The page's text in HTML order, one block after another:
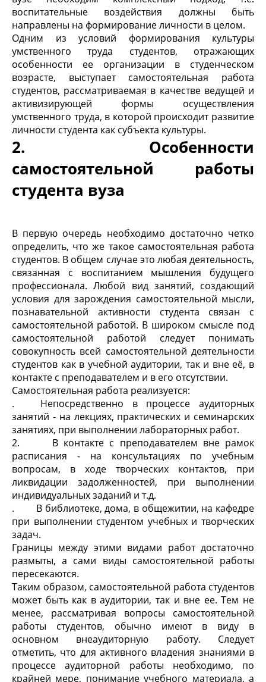
воспитательные воздействия должны быть
направлены на формирование личности в целом.
Одним из условий формирования культуры
умственного труда студентов, отражающих
особенности ее организации в студенческом
возрасте, выступает самостоятельная работа
студентов, рассматриваемая в качестве ведущей и
активизирующей формы осуществления
умственного труда, в которой происходит развитие
личности студента как субъекта культуры.
2. Особенности
самостоятельной работы
студента вуза
В первую очередь необходимо достаточно четко
определить, что же такое самостоятельная работа
студентов. В общем случае это любая деятельность,
связанная с воспитанием мышления будущего
профессионала. Любой вид занятий, создающий
условия для зарождения самостоятельной мысли,
познавательной активности студента связан с
самостоятельной работой. В широком смысле под
самостоятельной работой следует понимать
совокупность всей самостоятельной деятельности
студентов как в учебной аудитории, так и вне её, в
контакте с преподавателем и в его отсутствии.
Самостоятельная работа реализуется:
. Непосредственно в процессе аудиторных
занятий - на лекциях, практических и семинарских
занятиях, при выполнении лабораторных работ.
2. В контакте с преподавателем вне рамок
расписания - на консультациях по учебным
вопросам, в ходе творческих контактов, при
ликвидации задолженностей, при выполнении
индивидуальных заданий и т.д.
. В библиотеке, дома, в общежитии, на кафедре
при выполнении студентом учебных и творческих
задач.
Границы между этими видами работ достаточно
размыты, а сами виды самостоятельной работы
пересекаются.
Таким образом, самостоятельной работа студентов
может быть как в аудитории, так и вне ее. Тем не
менее, рассматривая вопросы самостоятельной
работы студентов, обычно имеют в виду в
основном внеаудиторную работу. Следует
отметить, что для активного владения знаниями в
процессе аудиторной работы необходимо, по
крайней мере, понимание учебного материала, а